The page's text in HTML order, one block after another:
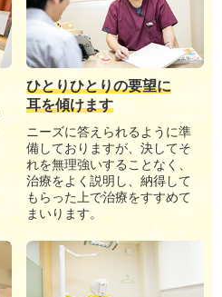
ひとりひとりの要望に
耳を傾けます
ニーズに答えられるように準
備しておりますが、決してそ
れを無理強いすることなく、
治療をよく説明し、納得して
もらった上で治療をすすめて
まいります。